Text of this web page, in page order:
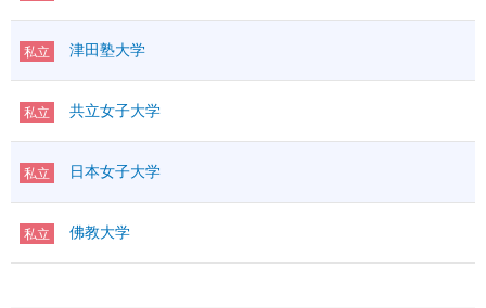
私立 津田塾大学
私立 共立女子大学
私立 日本女子大学
私立 佛教大学